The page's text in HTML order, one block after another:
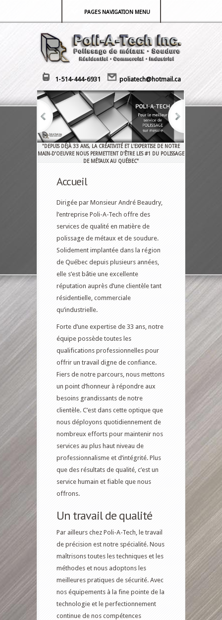
PAGES NAVIGATION MENU
1-514-444-6931 poliatech@hotmail.ca
"DEPUIS DÉJÀ 33 ANS, LA CRÉATIVITÉ ET L'EXPERTISE DE NOTRE
MAIN-D’OEUVRE NOUS PERMETTENT D'ÊTRE LES #1 DU POLISSAGE
DE MÉTAUX AU QUÉBEC"
Accueil
Dirigée par Monsieur André Beaudry,
l’entreprise Poli-A-Tech offre des
services de qualité en matière de
polissage de métaux et de soudure.
Solidement implantée dans la région
de Québec depuis plusieurs années,
elle s’est bâtie une excellente
réputation auprès d’une clientèle tant
résidentielle, commerciale
qu’industrielle.
Forte d’une expertise de 33 ans, notre
équipe possède toutes les
qualifications professionnelles pour
offrir un travail digne de confiance.
Fiers de notre parcours, nous mettons
un point d’honneur à répondre aux
besoins grandissants de notre
clientèle. C’est dans cette optique que
nous déployons quotidiennement de
nombreux efforts pour maintenir nos
services au plus haut niveau de
professionnalisme et d’intégrité. Plus
que des résultats de qualité, c’est un
service humain et fiable que nous
offrons.
Un travail de qualité
Par ailleurs chez Poli-A-Tech, le travail
de précision est notre spécialité. Nous
maîtrisons toutes les techniques et les
méthodes et nous adoptons les
meilleures pratiques de sécurité. Avec
nos équipements à la fine pointe de la
technologie et le perfectionnement
continue de nos compétences